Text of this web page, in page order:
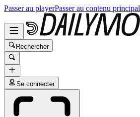
Passer au playerPasser au contenu principal
Rechercher
Se connecter